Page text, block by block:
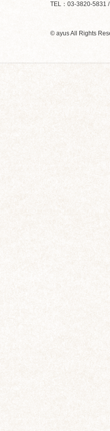
TEL：03-3820-5831
© ayus All Rights